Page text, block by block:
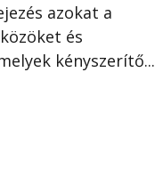
azokat a
és
kényszerítő...